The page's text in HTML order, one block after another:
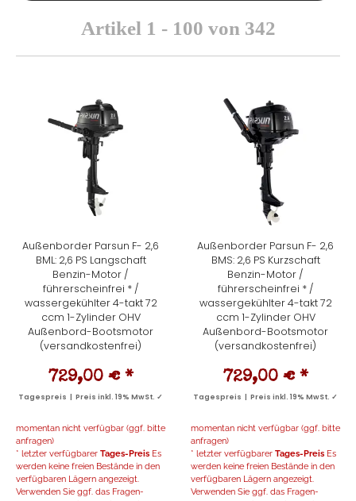
Artikel 1 - 100 von 342
Außenborder Parsun F- 2,6
BML: 2,6 PS Langschaft
Benzin-Motor /
führerscheinfrei * /
wassergekühlter 4-takt 72
ccm 1-Zylinder OHV
Außenbord-Bootsmotor
(versandkostenfrei)
729,00 € *
Tagespreis | Preis inkl. 19% MwSt. ✓
momentan nicht verfügbar (ggf. bitte
anfragen)
* letzter verfügbarer Tages-Preis Es
werden keine freien Bestände in den
verfügbaren Lägern angezeigt.
Verwenden Sie ggf. das Fragen-
Außenborder Parsun F- 2,6
BMS: 2,6 PS Kurzschaft
Benzin-Motor /
führerscheinfrei * /
wassergekühlter 4-takt 72
ccm 1-Zylinder OHV
Außenbord-Bootsmotor
(versandkostenfrei)
729,00 € *
Tagespreis | Preis inkl. 19% MwSt. ✓
momentan nicht verfügbar (ggf. bitte
anfragen)
* letzter verfügbarer Tages-Preis Es
werden keine freien Bestände in den
verfügbaren Lägern angezeigt.
Verwenden Sie ggf. das Fragen-